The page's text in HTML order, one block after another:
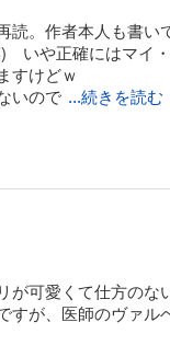
読。作者本人も書い
いや正確にはマイ
すけどｗ
いので ...続きを読む
が可愛くて仕方のな
すが、医師のヴァル